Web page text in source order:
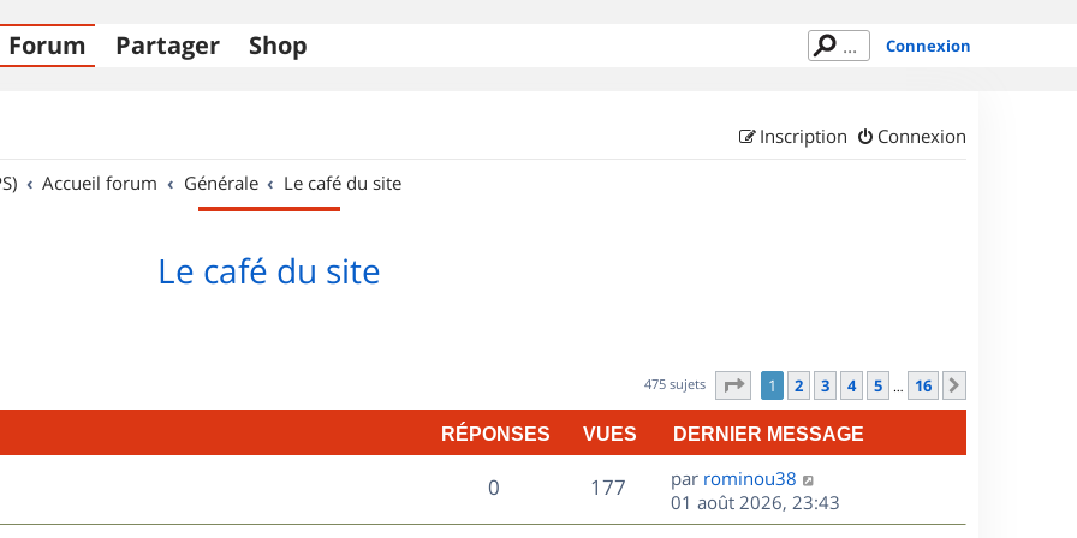
Forum Partager Shop Connexion
Connexion
Inscription
Accueil forum Générale Le café du site
Le café du site
475 sujets Page sur16
1 2 3 4 5 … 16
RÉPONSES VUES DERNIER MESSAGE
0R
é
177V
u
D
e
r
par rominou38
01 août 2026, 23:43